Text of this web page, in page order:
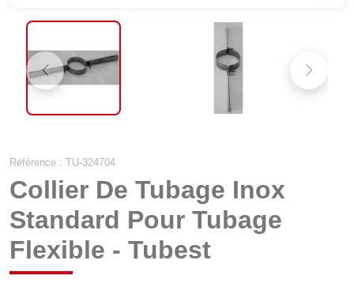
Référence : TU-324704
Collier De Tubage Inox
Standard Pour Tubage
Flexible - Tubest